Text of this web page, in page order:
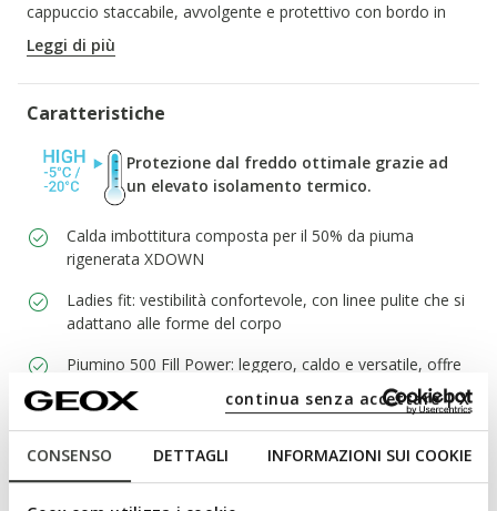
CONSENSO DETTAGLI INFORMAZIONI SUI COOKIE
continua senza accettare | X
cappuccio staccabile, avvolgente e protettivo con bordo in
faux-fur.
CODICE PRODOTTO:
Leggi di più
Caratteristiche
Protezione dal freddo ottimale grazie ad
un elevato isolamento termico.
Calda imbottitura composta per il 50% da piuma
rigenerata XDOWN
Ladies fit: vestibilità confortevole, con linee pulite che si
adattano alle forme del corpo
Piumino 500 Fill Power: leggero, caldo e versatile, offre
ottime prestazioni in contesti urbani. Ideale per chi
cerca funzionalità e comfort.
Zip a doppio cursore e bottoni automatici